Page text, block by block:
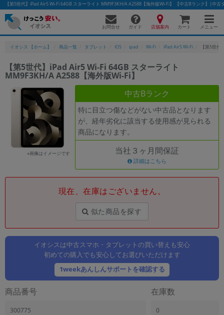
【第5世代】iPad Air5 Wi-Fi 64GB スターライト MM9F3KH/A A2588【海外版Wi-Fi】 【中古Bランク】|中古
お問合せ ガイド 店舗案内 カート メニュー
イオシス 【ホーム】 商品一覧 タブレット iOS ipad Wi-Fi iPad Air5 Wi-Fi 【第5世
【第5世代】iPad Air5 Wi-Fi 64GB スターライト
MM9F3KH/A A2588【海外版Wi-Fi】
※画像はイメージです
中古Bランク
特に目立つ傷などがない中古品となります
が、経年劣化に該当する使用感が見られる
商品になります。
当社３ヶ月間保証
詳細はこちら
現在、在庫はございません。
似た商品を探す
イオシスは中古スマホ・タブレットの買い替えも安心
初めての購入でも安心してお選びいただけます
1weekあんしんサポートを確認する
商品番号
300775
在庫数
0
かんたんパソコン検索に切り替える
フリーワード
除外ワード
人気の検索ワード： Let's note
「スマートフォン」「タブレット」など
メーカー
製造、販売メーカーの絞り込み
機能・特徴
商品の搭載機能による絞り込み